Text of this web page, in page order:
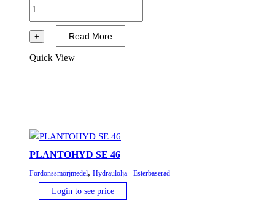
B+ Read More
Quick View
PLANTOHYD SE 46
Fordonssmörjmedel, Hydraulolja - Esterbaserad
Login to see price